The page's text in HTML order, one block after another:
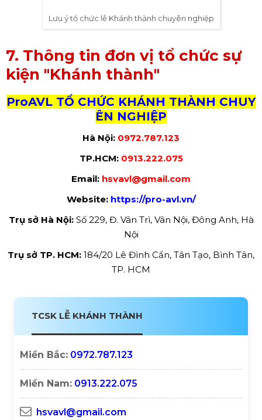
Lưu ý tổ chức lễ Khánh thành chuyên nghiệp
7. Thông tin đơn vị tổ chức sự
kiện "Khánh thành"
ProAVL TỔ CHỨC KHÁNH THÀNH CHUY
ÊN NGHIỆP
Hà Nội: 0972.787.123
TP.HCM: 0913.222.075
Email: hsvavl@gmail.com
Website: https://pro-avl.vn/
Trụ sở Hà Nội:Số 229, Đ. Vân Trì, Vân Nội, Đông Anh, Hà
Nội
Trụ sở TP. HCM: 184/20 Lê Đình Cẩn, Tân Tạo, Bình Tân,
TP. HCM
TCSK LỄ KHÁNH THÀNH
Miền Bắc: 0972.787.123
Miền Nam: 0913.222.075
hsvavl@gmail.com